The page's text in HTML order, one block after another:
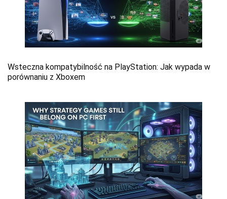
Wsteczna kompatybilność na PlayStation: Jak wypada w
porównaniu z Xboxem